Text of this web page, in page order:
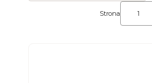
Strona